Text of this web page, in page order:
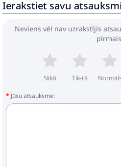
Ierakstiet savu atsauksmi
Neviens vēl nav uzrakstījis
Slikti Tik-tā
Jūsu atsauksme: